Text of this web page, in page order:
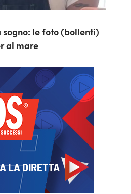
sogno: le foto (bollenti)
al mare